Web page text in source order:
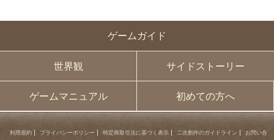
ゲームガイド
世界観 サイドストーリー
ゲームマニュアル 初めての方へ
利用規約 プライバシーポリシー 特定商取引法に基づく表示 二次創作のガイドライン お問い合